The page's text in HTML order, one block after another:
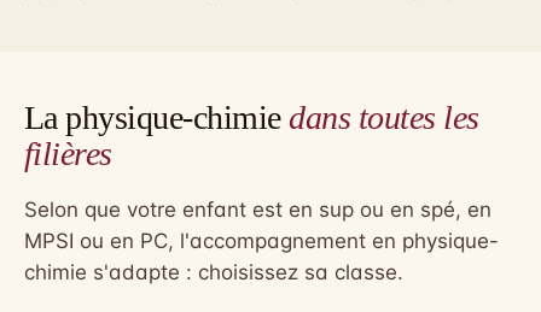
La physique-chimiedans toutes les
filières
Selon que votre enfant est en sup ou en spé, en
MPSI ou en PC, l'accompagnement en physique-
chimie s'adapte : choisissez sa classe.